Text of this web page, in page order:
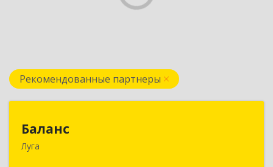
Рекомендованные партнеры
Баланс
Луга188230, Ленинградская обл, Луга г, Урицкого